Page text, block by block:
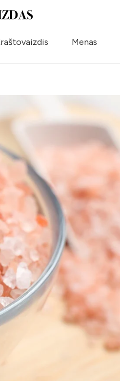
Menas